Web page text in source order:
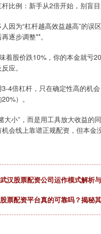
比例：新手从2倍开始，别盲
因为“杠杆越高效益越高”的
逐步调整**。
着股价跌10%，你的本金就亏
应。
4倍杠杆，只在确定性高的机
）。
大小”，而是用工具放大收益的
会线上靠谱正规配资，但本金
武汉股票配资公司运作模式解析
股票配资平台真的可靠吗？揭秘